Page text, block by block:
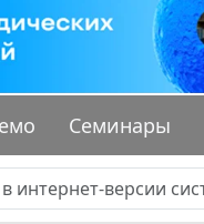
Семинары